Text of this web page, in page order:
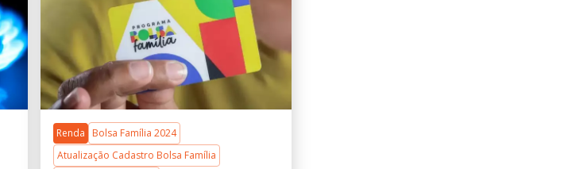
Renda
Bolsa Família 2024
Atualização Cadastro Bolsa Família